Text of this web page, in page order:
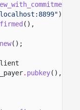
),
(),
new();
. pubkey(),